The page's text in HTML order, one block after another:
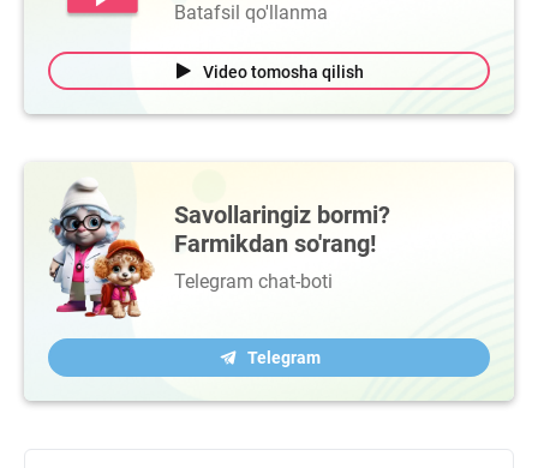
Batafsil qo'llanma
Video tomosha qilish
Savollaringiz bormi?
Farmikdan so'rang!
Telegram chat-boti
Telegram